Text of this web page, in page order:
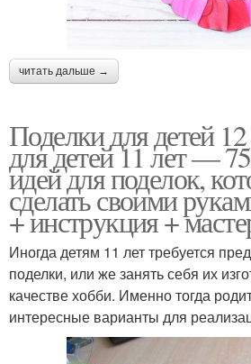
читать дальше →
Поделки для детей
для детей 11 лет —
идей для поделок,
сделать своими
+ инструкция +
Иногда детям 11 лет требуется
поделки, или же занять себя их
качестве хобби. Именно тогда
интересные варианты для